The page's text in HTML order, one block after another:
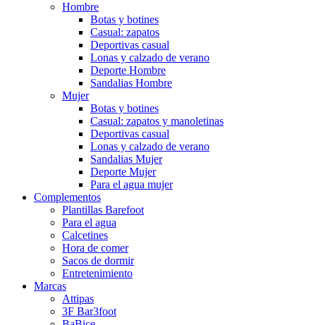
Hombre
Botas y botines
Casual: zapatos
Deportivas casual
Lonas y calzado de verano
Deporte Hombre
Sandalias Hombre
Mujer
Botas y botines
Casual: zapatos y manoletinas
Deportivas casual
Lonas y calzado de verano
Sandalias Mujer
Deporte Mujer
Para el agua mujer
Complementos
Plantillas Barefoot
Para el agua
Calcetines
Hora de comer
Sacos de dormir
Entretenimiento
Marcas
Attipas
3F Bar3foot